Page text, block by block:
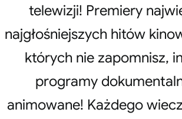
telewizji! Premiery
najgłośniejszych hitów
których nie zapomnisz,
programy
animowane! Każdego